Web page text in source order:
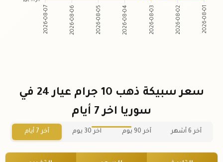
2026-08-07 2026-08-06 2026-08-05 2026-08-04 2026-08-03 2026-08-02 2026-08-01
سعر سبيكة ذهب 10 جرام عيار 24 في
سوريا اخر 7 أيام
آخر 6 أشهر آخر 90 يوم آخر 30 يوم آخر 7 أيام